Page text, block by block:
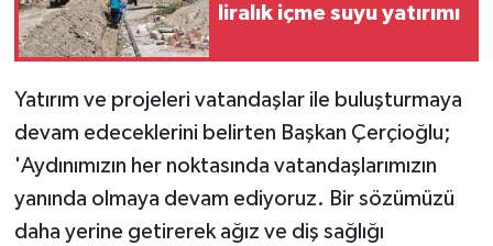
liralık içme suyu yatırımı
Yatırım ve projeleri vatandaşlar ile buluşturmaya
devam edeceklerini belirten Başkan Çerçioğlu;
'Aydınımızın her noktasında vatandaşlarımızın
yanında olmaya devam ediyoruz. Bir sözümüzü
daha yerine getirerek ağız ve diş sağlığı